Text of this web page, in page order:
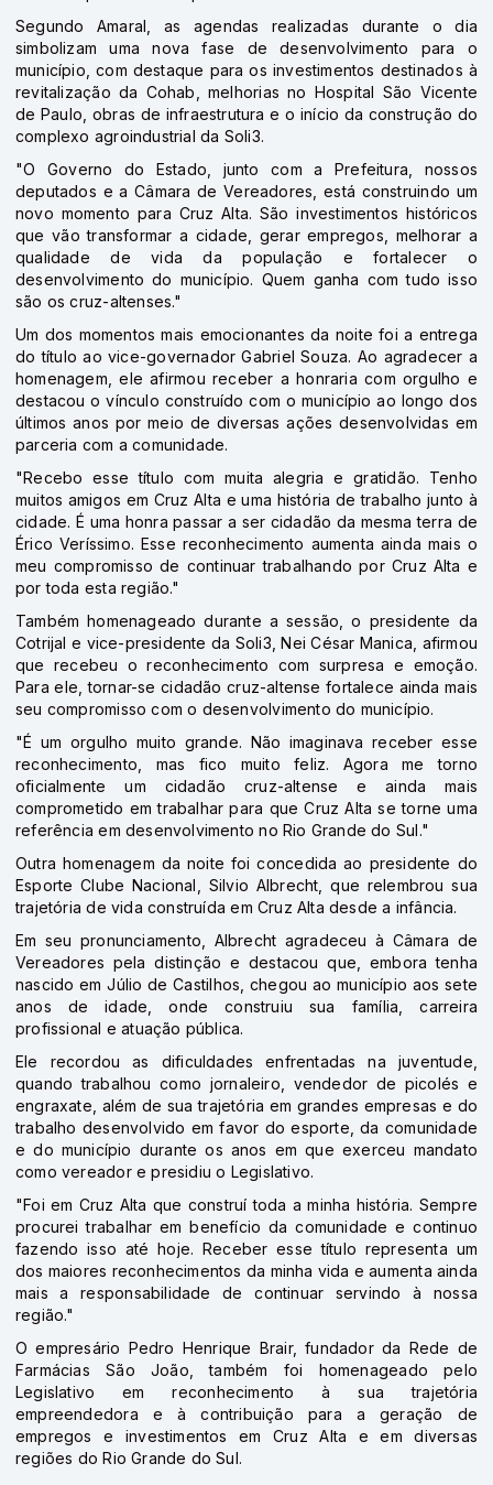
Segundo Amaral, as agendas realizadas durante o dia
simbolizam uma nova fase de desenvolvimento para o
município, com destaque para os investimentos destinados à
revitalização da Cohab, melhorias no Hospital São Vicente
de Paulo, obras de infraestrutura e o início da construção do
complexo agroindustrial da Soli3.
"O Governo do Estado, junto com a Prefeitura, nossos
deputados e a Câmara de Vereadores, está construindo um
novo momento para Cruz Alta. São investimentos históricos
que vão transformar a cidade, gerar empregos, melhorar a
qualidade de vida da população e fortalecer o
desenvolvimento do município. Quem ganha com tudo isso
são os cruz-altenses."
Um dos momentos mais emocionantes da noite foi a entrega
do título ao vice-governador Gabriel Souza. Ao agradecer a
homenagem, ele afirmou receber a honraria com orgulho e
destacou o vínculo construído com o município ao longo dos
últimos anos por meio de diversas ações desenvolvidas em
parceria com a comunidade.
"Recebo esse título com muita alegria e gratidão. Tenho
muitos amigos em Cruz Alta e uma história de trabalho junto à
cidade. É uma honra passar a ser cidadão da mesma terra de
Érico Veríssimo. Esse reconhecimento aumenta ainda mais o
meu compromisso de continuar trabalhando por Cruz Alta e
por toda esta região."
Também homenageado durante a sessão, o presidente da
Cotrijal e vice-presidente da Soli3, Nei César Manica, afirmou
que recebeu o reconhecimento com surpresa e emoção.
Para ele, tornar-se cidadão cruz-altense fortalece ainda mais
seu compromisso com o desenvolvimento do município.
"É um orgulho muito grande. Não imaginava receber esse
reconhecimento, mas fico muito feliz. Agora me torno
oficialmente um cidadão cruz-altense e ainda mais
comprometido em trabalhar para que Cruz Alta se torne uma
referência em desenvolvimento no Rio Grande do Sul."
Outra homenagem da noite foi concedida ao presidente do
Esporte Clube Nacional, Silvio Albrecht, que relembrou sua
trajetória de vida construída em Cruz Alta desde a infância.
Em seu pronunciamento, Albrecht agradeceu à Câmara de
Vereadores pela distinção e destacou que, embora tenha
nascido em Júlio de Castilhos, chegou ao município aos sete
anos de idade, onde construiu sua família, carreira
profissional e atuação pública.
Ele recordou as dificuldades enfrentadas na juventude,
quando trabalhou como jornaleiro, vendedor de picolés e
engraxate, além de sua trajetória em grandes empresas e do
trabalho desenvolvido em favor do esporte, da comunidade
e do município durante os anos em que exerceu mandato
como vereador e presidiu o Legislativo.
"Foi em Cruz Alta que construí toda a minha história. Sempre
procurei trabalhar em benefício da comunidade e continuo
fazendo isso até hoje. Receber esse título representa um
dos maiores reconhecimentos da minha vida e aumenta ainda
mais a responsabilidade de continuar servindo à nossa
região."
O empresário Pedro Henrique Brair, fundador da Rede de
Farmácias São João, também foi homenageado pelo
Legislativo em reconhecimento à sua trajetória
empreendedora e à contribuição para a geração de
empregos e investimentos em Cruz Alta e em diversas
regiões do Rio Grande do Sul.